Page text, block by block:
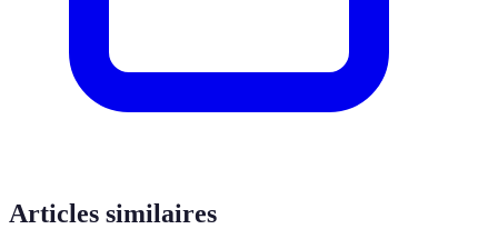
Articles similaires